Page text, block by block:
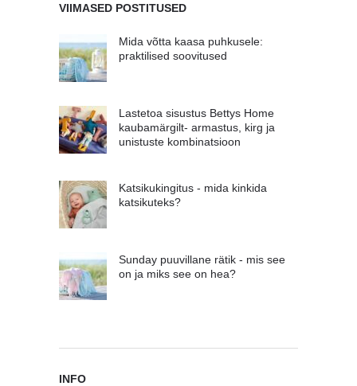
VIIMASED POSTITUSED
Mida võtta kaasa puhkusele:
praktilised soovitused
Lastetoa sisustus Bettys Home
kaubamärgilt- armastus, kirg ja
unistuste kombinatsioon
Katsikukingitus - mida kinkida
katsikuteks?
Sunday puuvillane rätik - mis see
on ja miks see on hea?
INFO